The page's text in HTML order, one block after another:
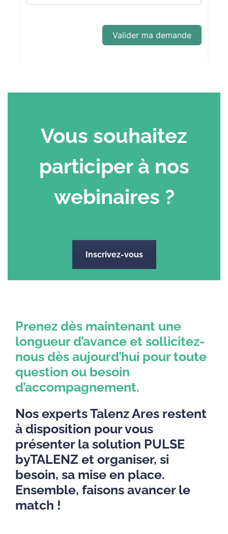
Vous souhaitez
participer à nos
webinaires ?
Inscrivez-vous
Prenez dès maintenant une
longueur d’avance et sollicitez-
nous dès aujourd’hui pour toute
question ou besoin
d’accompagnement.
Nos experts Talenz Ares restent
à disposition pour vous
présenter la solution PULSE
byTALENZ et organiser, si
besoin, sa mise en place.
Ensemble, faisons avancer le
match !